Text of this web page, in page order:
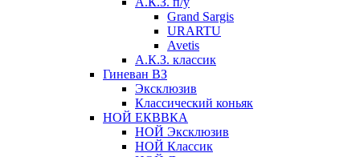
Grand Sargis
URARTU
Avetis
А.К.З. классик
Гиневан ВЗ
Эксклюзив
Классический коньяк
НОЙ ЕКВВКА
НОЙ Эксклюзив
НОЙ Классик